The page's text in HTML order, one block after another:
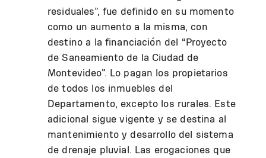
residuales”, fue definido en su momento
como un aumento a la misma, con
destino a la financiación del “Proyecto
de Saneamiento de la Ciudad de
Montevideo”. Lo pagan los propietarios
de todos los inmuebles del
Departamento, excepto los rurales. Este
adicional sigue vigente y se destina al
mantenimiento y desarrollo del sistema
de drenaje pluvial. Las erogaciones que